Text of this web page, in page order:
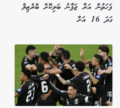
ފަހަތުން އަރާ ޖަޕާނު ބަލިކޮށް ބްރެޒިލް
ގަދަ 16 އަށް